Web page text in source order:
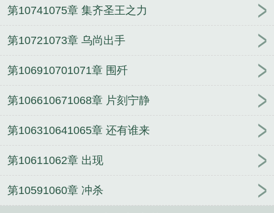
座
烈空座怎么mage进化 烈空的访问者代欧奇西斯
么最好 烈空座种族值多少
烈空座
烈空坐英文翻译 烈空坐种族值
烈空
坐什么性格和特性好 烈空坐动画登场
烈空爪的折
法
烈空坐mega条件 烈空座英文名
烈空坐是一级神
吗 烈空坐怎么进化超级烈空坐
第10741075章 集齐圣王之力
第10721073章 乌尚出手
第106910701071章 围歼
第106610671068章 片刻宁静
第106310641065章 还有谁来
第10611062章 出现
第10591060章 冲杀